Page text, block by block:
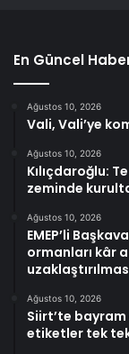
En Güncel
Ağustos 10, 2026
Vali, Vali’ye
Ağustos 10, 2026
Kılıçdaroğlu:
zeminde
Ağustos 10, 2026
EMEP’li
ormanları kâr
Ağustos 10, 2026
Siirt’te
etiketler tek